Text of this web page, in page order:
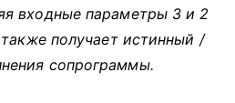
входные параметры 3 и 2
получает истинный /
сопрограммы.